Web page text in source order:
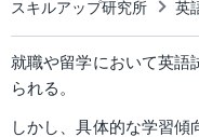
スキルアップ研究所 英
就職や留学において英語
られる。
しかし、具体的な学習